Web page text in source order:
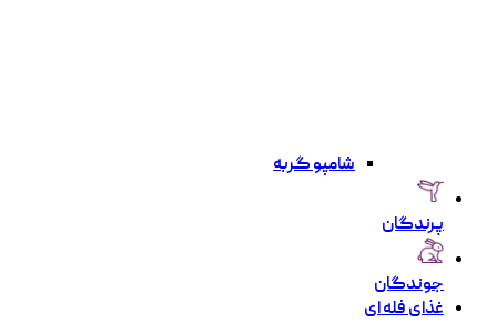
شامپو گربه
پرندگان
جوندگان
غذای فله ای